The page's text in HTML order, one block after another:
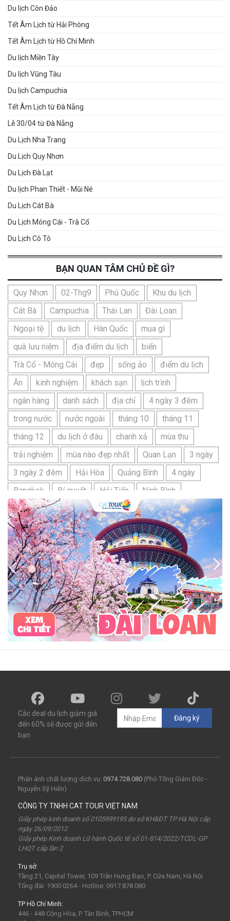
Du lịch Côn Đảo
Tết Âm Lịch từ Hải Phòng
Tết Âm Lịch từ Hồ Chí Minh
Du lịch Miền Tây
Du lịch Vũng Tàu
Du lịch Campuchia
Tết Âm Lịch từ Đà Nẵng
Lễ 30/04 từ Đà Nẵng
Du Lịch Nha Trang
Du Lịch Quy Nhơn
Du Lịch Đà Lạt
Du lịch Phan Thiết - Mũi Né
Du Lịch Cát Bà
Du Lịch Móng Cái - Trà Cổ
Du Lịch Cô Tô
BẠN QUAN TÂM CHỦ ĐỀ GÌ?
Quy Nhơn 02-Thg9 Phú Quốc
Khu du lịch
Cát Bà
Campuchia Thái Lan
Đài Loan
Ngoại tệ
du lịch Hàn Quốc
mua gì
quà lưu niệm
địa điểm du lịch
biển
Trà Cổ - Móng Cái
đẹp sống ảo
điểm du lịch
Ăn
kinh nghiệm khách sạn
lịch trình
ngân hàng
danh sách địa chỉ
4 ngày 3 đêm
trong nước
nước ngoài tháng 10
tháng 11
tháng 12
du lịch ở đâu chanh xả
mùa thu
trải nghiệm
mùa nào đẹp nhất Quan Lạn
3 ngày
3 ngày 2 đêm
Hải Hòa Quảng Bình
4 ngày
Bangkok
Bí quyết Hải Tiến
Ninh Bình
Nhật Bản
du lịch sầm sơn cần chuẩn bị gì
bãi tắm sấm sơn
đặc sản sầm sơn
đặc sản du lịch sầm sơn
tour du lịch 3 ngày 2 đêm
hải sản
Đảo Lan Châu
Cẩm nang du lịch Của Lò
chợ Cửa Lò
tour du lịch Cửa Lò
địa điểm du lịch Cửa Lò
Cửa Lò ở đâu
Hạ Long
Đảo Hòn Ngư
Đảo Song Ngư ATM
mới nhất
cẩm nang du lịch sầm sơn
ô tô phượt
99k
buffet
lẩu Tuyển dụng
Nhân viên Visa
Cát Bà.
Cô Tô miền Bắc
miền Trung
mùa đông
món ngon quà vặt
Chơi gì
câu mực đêm
Dù bay
Lặn biển
Vinpearl Cửa Hội
Nhà phao
Quê Bác
tour Cửa Lò 2 ngày 1 đêm
Tuần Châu
Tàu Hỏa
Du lịch Cửa Lò 2 ngày 1 đêm
Sài Gòn
Tết dương Mộc Châu Sapa
Yên Tử
Tam Chúc
chùa Tam Chúc
Sa Pa
30Thg4
Nha Trang
biểu tượng may mắn
con vật may mắn
osaka
du lịch Nhật Bản 7 ngày
Các deal du lịch giảm giá
đến 60% sẽ được gửi đến
bạn
Đăng ký
Phản ánh chất lượng dịch vụ: 0974.728.080 (Phó Tổng Giám Đốc -
Nguyễn Sỹ Hiển)
CÔNG TY TNHH CAT TOUR VIỆT NAM
Giấy phép kinh doanh số 0105999195 do sở KH&ĐT TP Hà Nội cấp
ngày 26/09/2012
Giấy phép Kinh doanh Lữ hành Quốc tế số 01-814/2022/TCDL-GP
LHQT cấp lần 2
Trụ sở:
Tầng 21, Capital Tower, 109 Trần Hưng Đạo, P. Cửa Nam, Hà Nội
Tổng đài: 1900 0264 - Hotline: 0917.878.080
TP Hồ Chí Minh:
446 - 448 Cộng Hòa, P. Tân Bình, TPHCM